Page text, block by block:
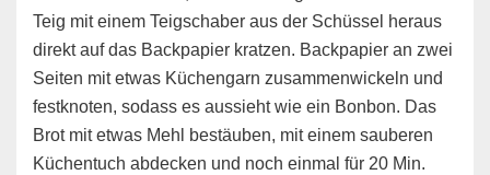
Teig mit einem Teigschaber aus der Schüssel heraus
direkt auf das Backpapier kratzen. Backpapier an zwei
Seiten mit etwas Küchengarn zusammenwickeln und
festknoten, sodass es aussieht wie ein Bonbon. Das
Brot mit etwas Mehl bestäuben, mit einem sauberen
Küchentuch abdecken und noch einmal für 20 Min.